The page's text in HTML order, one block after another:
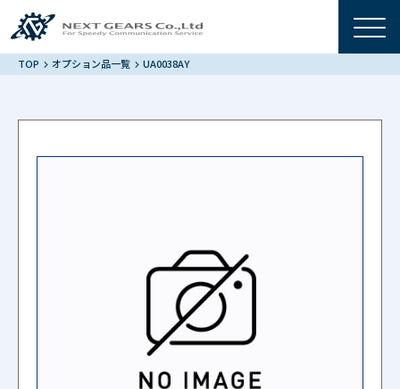
TOP オプション品一覧 UA0038AY